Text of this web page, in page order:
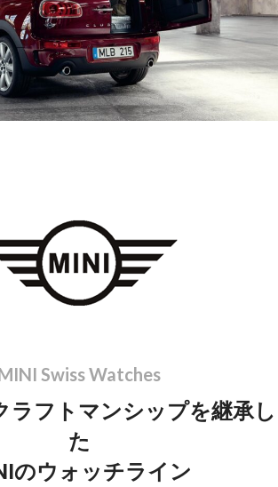
Swiss Watches
ラフトマンシップを継承し
た
のウォッチライン